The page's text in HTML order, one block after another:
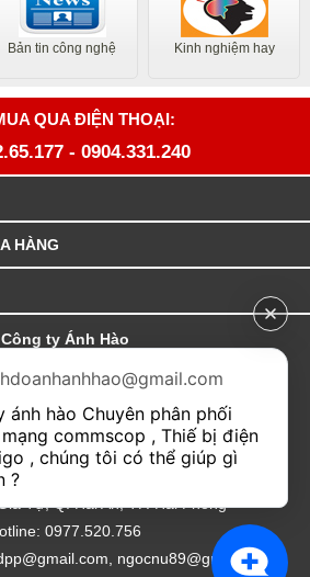
Bản tin công nghệ Kinh nghiệm hay
QUA ĐIỆN THOẠI:
- 0904.331.240
HÀNG
Công ty Ánh Hào
- Phường Láng - Thành phố Hà Nội
hotline:0904.331.240
Đại lý Hải Phòng
Tự, Q. Hải An, TP. Hải Phòng
0977.520.756
ngocnu89@gmail.com
ánh hào Chuyên phân phối
commscop , Thiế bị điện
, chúng tôi có thể giúp gì
?